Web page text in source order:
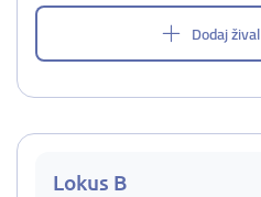
Dodaj žival
Lokus B